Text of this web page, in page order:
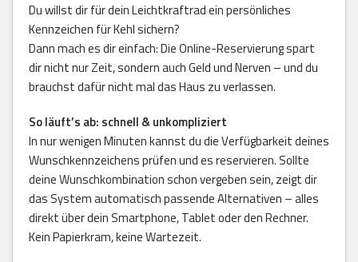
Du willst dir für dein Leichtkraftrad ein persönliches
Kennzeichen für Kehl sichern?
Dann mach es dir einfach: Die Online-Reservierung spart
dir nicht nur Zeit, sondern auch Geld und Nerven – und du
brauchst dafür nicht mal das Haus zu verlassen.
So läuft’s ab: schnell & unkompliziert
In nur wenigen Minuten kannst du die Verfügbarkeit deines
Wunschkennzeichens prüfen und es reservieren. Sollte
deine Wunschkombination schon vergeben sein, zeigt dir
das System automatisch passende Alternativen – alles
direkt über dein Smartphone, Tablet oder den Rechner.
Kein Papierkram, keine Wartezeit.